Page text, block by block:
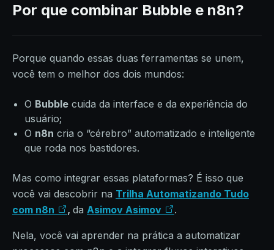
Por que combinar Bubble e n8n?
Porque quando essas duas ferramentas se unem,
você tem o melhor dos dois mundos:
O Bubble cuida da interface e da experiência do
usuário;
O n8n cria o “cérebro” automatizado e inteligente
que roda nos bastidores.
Mas como integrar essas plataformas? É isso que
você vai descobrir na Trilha Automatizando Tudo
com n8n
, da Asimov Asimov .
Nela, você vai aprender na prática a automatizar